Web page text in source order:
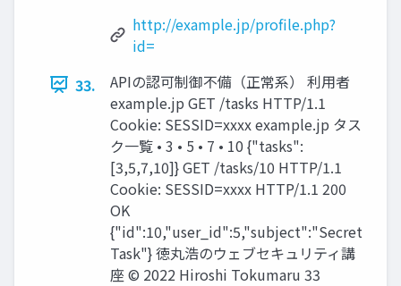
http://example.jp/profile.php?
id=
33.
APIの認可制御不備（正常系） 利用者
example.jp GET /tasks HTTP/1.1
Cookie: SESSID=xxxx example.jp タス
ク一覧 • 3 • 5 • 7 • 10 {"tasks":
[3,5,7,10]} GET /tasks/10 HTTP/1.1
Cookie: SESSID=xxxx HTTP/1.1 200
OK
{"id":10,"user_id":5,"subject":"Secret
Task"} 徳丸浩のウェブセキュリティ講
座 © 2022 Hiroshi Tokumaru 33